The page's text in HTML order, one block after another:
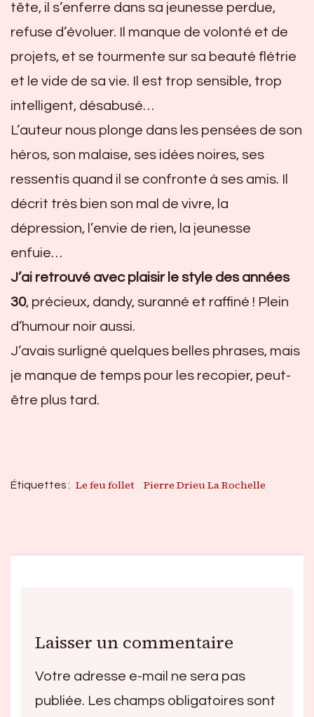
tête, il s’enferre dans sa jeunesse perdue,
refuse d’évoluer. Il manque de volonté et de
projets, et se tourmente sur sa beauté flétrie
et le vide de sa vie. Il est trop sensible, trop
intelligent, désabusé…
L’auteur nous plonge dans les pensées de son
héros, son malaise, ses idées noires, ses
ressentis quand il se confronte à ses amis. Il
décrit très bien son mal de vivre, la
dépression, l’envie de rien, la jeunesse
enfuie…
J’ai retrouvé avec plaisir le style des années
30, précieux, dandy, suranné et raffiné ! Plein
d’humour noir aussi.
J’avais surligné quelques belles phrases, mais
je manque de temps pour les recopier, peut-
être plus tard.
Étiquettes : Le feu follet Pierre Drieu La Rochelle
Laisser un commentaire
Votre adresse e-mail ne sera pas
publiée. Les champs obligatoires sont